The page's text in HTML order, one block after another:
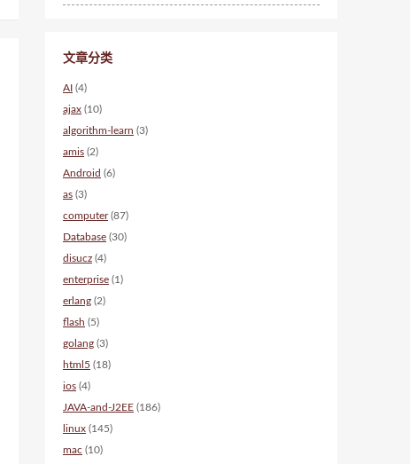
文章分类
AI (4)
ajax (10)
algorithm-learn (3)
amis (2)
Android (6)
as (3)
computer(87)
Database (30)
disucz (4)
enterprise (1)
erlang (2)
flash (5)
golang (3)
html5 (18)
ios (4)
JAVA-and-J2EE (186)
linux (145)
mac (10)